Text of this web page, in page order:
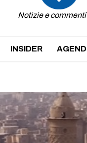
Notizie e
INSIDER